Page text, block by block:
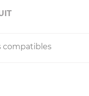
compatibles